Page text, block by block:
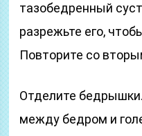
тазобедренный
разрежьте его,
Повторите со
Отделите
между бедром и